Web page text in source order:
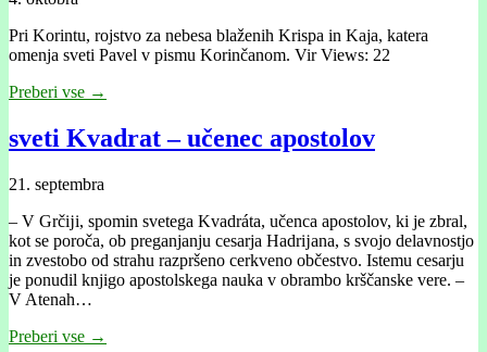
Pri Korintu, rojstvo za nebesa blaženih Krispa in Kaja, katera
omenja sveti Pavel v pismu Korinčanom. Vir Views: 22
Preberi vse →
sveti Kvadrat – učenec apostolov
21. septembra
– V Grčĳi, spomin svetega Kvadráta, učenca apostolov, ki je zbral,
kot se poroča, ob preganjanju cesarja Hadrĳana, s svojo delavnostjo
in zvestobo od strahu razpršeno cerkveno občestvo. Istemu cesarju
je ponudil knjigo apostolskega nauka v obrambo krščanske vere. –
V Atenah…
Preberi vse →